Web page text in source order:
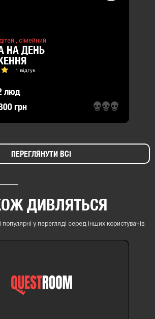
, сімейний
НА ДЕНЬ
1 відгук
люд
грн
ПЕРЕГЛЯНУТИ ВСІ
ДИВЛЯТЬСЯ
популярні у перегляді серед інших користувачів.